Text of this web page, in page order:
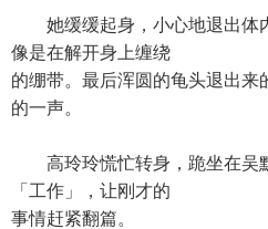
她缓缓起身，小心地退出体
像是在解开身上缠绕
的绷带。最后浑圆的龟头退出来
的一声。
高玲玲慌忙转身，跪坐在吴
「工作」，让刚才的
事情赶紧翻篇。